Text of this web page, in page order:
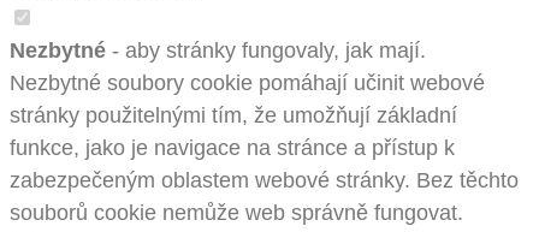
Nezbytné - aby stránky fungovaly, jak mají.
Nezbytné soubory cookie pomáhají učinit webové
stránky použitelnými tím, že umožňují základní
funkce, jako je navigace na stránce a přístup k
zabezpečeným oblastem webové stránky. Bez těchto
souborů cookie nemůže web správně fungovat.